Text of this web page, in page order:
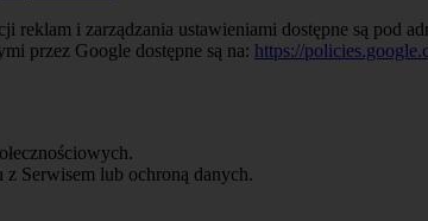
reklam i zarządzania ustawieniami dostępne są pod
przez Google dostępne są na: https://
Serwisem lub ochroną danych.